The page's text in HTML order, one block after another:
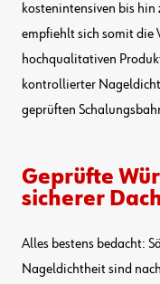
kostenintensiven bis hin
empfiehlt sich somit die
hochqualitativen
kontrollierter
geprüften
Geprüfte
sicherer
Alles bestens bedacht:
Nageldichtheit sind